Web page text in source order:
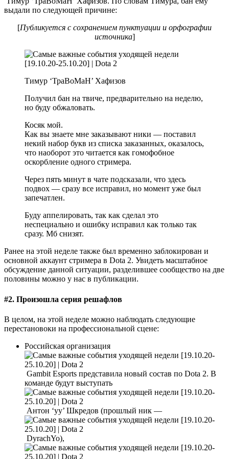
выдали по следующей причине:
[Публикуется с сохранением пунктуации и орфографии
источника]
Тимур ‘ТраВоМаН’ Хафизов
Получил бан на твиче, предварительно на неделю,
но буду обжаловать.
Косяк мой.
Как вы знаете мне заказывают ники — поставил
некий набор букв из списка заказанных, оказалось,
что наоборот это читается как гомофобное
оскорбление одного стримера.
Через пять минут в чате подсказали, что здесь
подвох — сразу все исправил, но момент уже был
запечатлен.
Буду аппелировать, так как сделал это
неспециально и ошибку исправил как только так
сразу. Мб снизят.
Ранее на этой неделе также был временно заблокирован и
основной аккаунт стримера в Dota 2. Увидеть масштабное
обсуждение данной ситуации, разделившее сообщество на две
половины можно у нас в публикации.
#2. Произошла серия решафлов
В целом, на этой неделе можно наблюдать следующие
перестановоки на профессиональной сцене:
Российская организация
Gambit Esports представила новый состав по Dota 2. В
команде будут выступать
Антон ‘yy’ Шкредов (прошлый ник —
DyrachYo),